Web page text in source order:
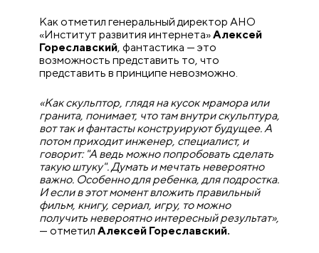
Как отметил генеральный директор АНО
«Институт развития интернета»Алексей
Гореславский, фантастика — это
возможность представить то, что
представить в принципе невозможно.
«Как скульптор, глядя на кусок мрамора или
гранита, понимает, что там внутри скульптура,
вот так и фантасты конструируют будущее. А
потом приходит инженер, специалист, и
говорит: "А ведь можно попробовать сделать
такую штуку". Думать и мечтать невероятно
важно. Особенно для ребенка, для подростка.
И если в этот момент вложить правильный
фильм, книгу, сериал, игру, то можно
получить невероятно интересный результат»,
— отметилАлексей Гореславский.